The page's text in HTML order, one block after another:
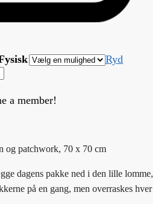
kr.
Ryd
a member!
og patchwork, 70 x 70 cm
dagens pakke ned i den lille lomme,
på en gang, men overraskes hver